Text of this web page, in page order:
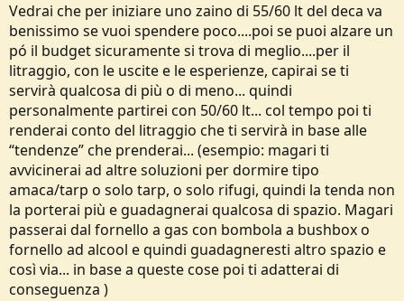
Vedrai che per iniziare uno zaino di 55/60 lt del deca va
benissimo se vuoi spendere poco....poi se puoi alzare un
pó il budget sicuramente si trova di meglio....per il
litraggio, con le uscite e le esperienze, capirai se ti
servirà qualcosa di più o di meno... quindi
personalmente partirei con 50/60 lt... col tempo poi ti
renderai conto del litraggio che ti servirà in base alle
“tendenze” che prenderai... (esempio: magari ti
avvicinerai ad altre soluzioni per dormire tipo
amaca/tarp o solo tarp, o solo rifugi, quindi la tenda non
la porterai più e guadagnerai qualcosa di spazio. Magari
passerai dal fornello a gas con bombola a bushbox o
fornello ad alcool e quindi guadagneresti altro spazio e
così via... in base a queste cose poi ti adatterai di
conseguenza )